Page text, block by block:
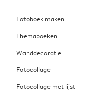
Fotoboek maken
Themaboeken
Wanddecoratie
Fotocollage
Fotocollage met lijst